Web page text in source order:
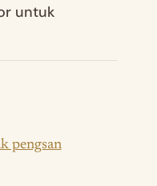
untuk
pengsan